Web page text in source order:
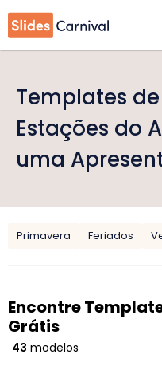
Templates
Estações do
uma
Primavera Feriados
Encontre
Grátis
43 modelos